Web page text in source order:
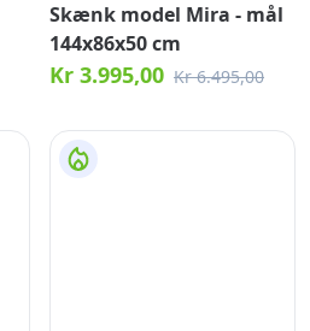
Skænk model Mira - mål
144x86x50 cm
Kr 3.995,00 Kr 6.495,00